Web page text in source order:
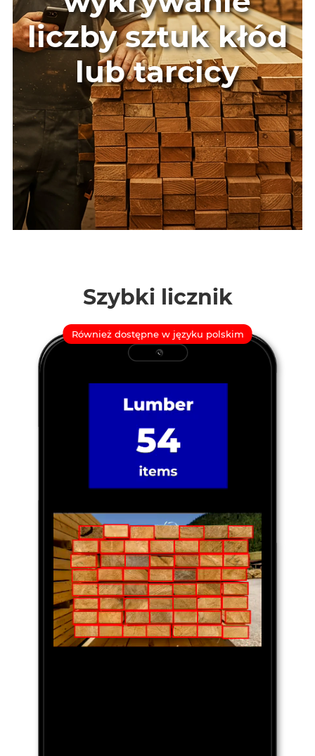
liczby sztuk kłód
lub tarcicy
Szybki licznik
Również dostępne w języku polskim